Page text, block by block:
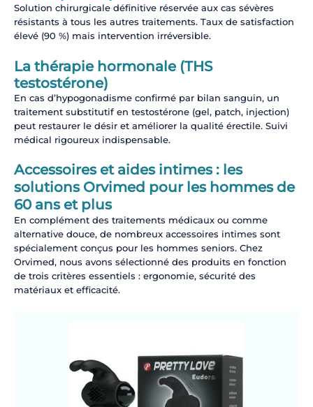
Solution chirurgicale définitive réservée aux cas sévères
résistants à tous les autres traitements. Taux de satisfaction
élevé (90 %) mais intervention irréversible.
La thérapie hormonale (THS
testostérone)
En cas d’hypogonadisme confirmé par bilan sanguin, un
traitement substitutif en testostérone (gel, patch, injection)
peut restaurer le désir et améliorer la qualité érectile. Suivi
médical rigoureux indispensable.
Accessoires et aides intimes : les
solutions Orvimed pour les hommes de
60 ans et plus
En complément des traitements médicaux ou comme
alternative douce, de nombreux accessoires intimes sont
spécialement conçus pour les hommes seniors. Chez
Orvimed, nous avons sélectionné des produits en fonction
de trois critères essentiels : ergonomie, sécurité des
matériaux et efficacité.